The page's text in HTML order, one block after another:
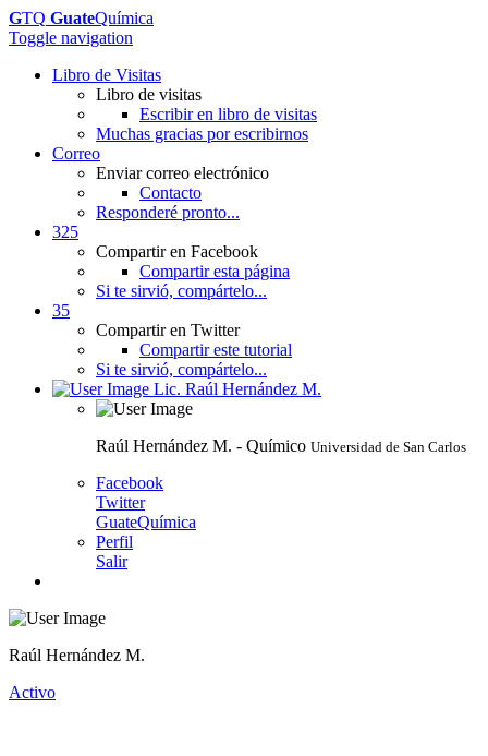
GTQ GuateQuímica
Toggle navigation
Libro de Visitas
Libro de visitas
Escribir en libro de visitas
Muchas gracias por escribirnos
Correo
Enviar correo electrónico
Contacto
Responderé pronto...
325
Compartir en Facebook
Compartir esta página
Si te sirvió, compártelo...
35
Compartir en Twitter
Compartir este tutorial
Si te sirvió, compártelo...
Lic. Raúl Hernández M.
Raúl Hernández M. - Químico Universidad de San Carlos
Facebook
Twitter
GuateQuímica
Perfil
Salir
Raúl Hernández M.
Activo